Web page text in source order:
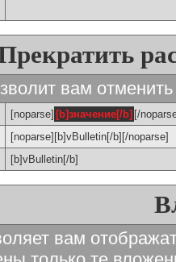
вам
[noparse] [b]значение[/b] [/
[noparse][b]vBulletin[/b][/noparse]
[b]vBulletin[/b]
вам